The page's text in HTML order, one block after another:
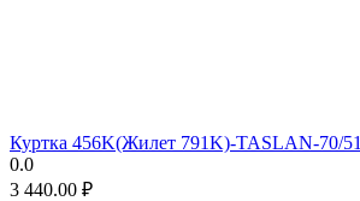
Куртка 456K(Жилет 791K)-TASLAN-70/51
0.0
3 440.00 ₽